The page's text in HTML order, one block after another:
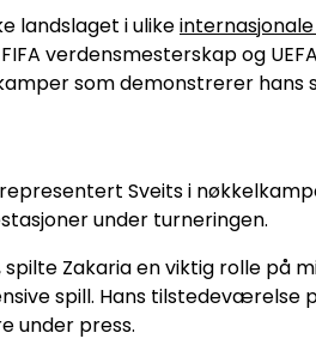
landslaget i ulike
verdensmesterskap og
som demonstrerer hans
Sveits i
under turneringen.
Zakaria en viktig rolle på
spill. Hans tilstedeværelse
under press.